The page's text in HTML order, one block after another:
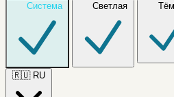
Система Светлая
🇷🇺 RU